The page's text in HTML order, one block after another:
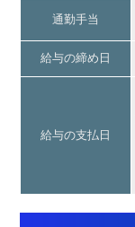
通勤手当
給与の締め日
給与の支払日